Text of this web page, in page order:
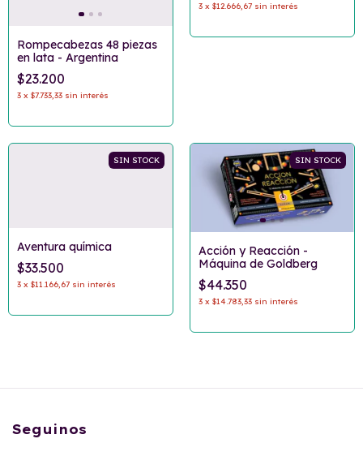
Rompecabezas 48 piezas
en lata - Argentina
$23.200
3 x $7.733,33 sin interés
3 x $12.666,67 sin interés
SIN STOCK
Aventura química
$33.500
3 x $11.166,67 sin interés
SIN STOCK
Acción y Reacción -
Máquina de Goldberg
$44.350
3 x $14.783,33 sin interés
Seguinos